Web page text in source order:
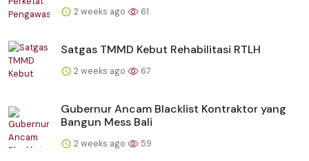
2 weeks ago 61
Satgas TMMD Kebut Rehabilitasi RTLH
2 weeks ago 67
Gubernur Ancam Blacklist Kontraktor yang
Bangun Mess Bali
2 weeks ago 59